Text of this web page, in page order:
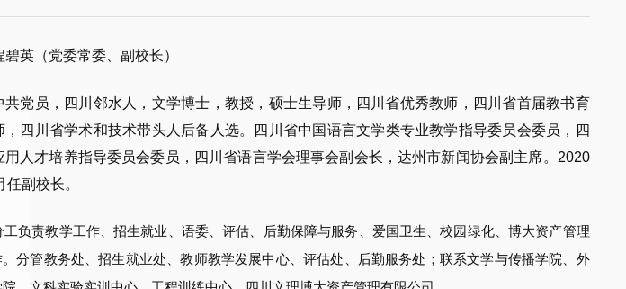
碧英（党委常委、副校长）
共党员，四川邻水人，文学博士，教授，硕士生导师，四川省优秀教师，四川省首届教书育
，四川省学术和技术带头人后备人选。四川省中国语言文学类专业教学指导委员会委员，四
用人才培养指导委员会委员，四川省语言学会理事会副会长，达州市新闻协会副主席。2020
任副校长。
工负责教学工作、招生就业、语委、评估、后勤保障与服务、爱国卫生、校园绿化、博大资产管理
分管教务处、招生就业处、教师教学发展中心、评估处、后勤服务处；联系文学与传播学院、外